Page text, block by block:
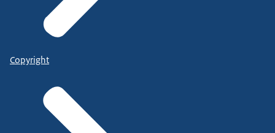
Copyright